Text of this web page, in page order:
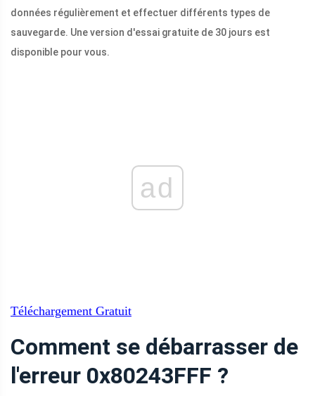
données régulièrement et effectuer différents types de
sauvegarde. Une version d'essai gratuite de 30 jours est
disponible pour vous.
ad
Téléchargement Gratuit
Comment se débarrasser de
l'erreur 0x80243FFF ?